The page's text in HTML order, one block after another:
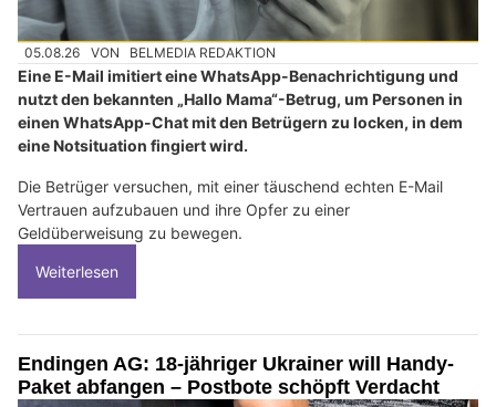
05.08.26 VON BELMEDIA REDAKTION
Eine E-Mail imitiert eine WhatsApp-Benachrichtigung und
nutzt den bekannten „Hallo Mama“-Betrug, um Personen in
einen WhatsApp-Chat mit den Betrügern zu locken, in dem
eine Notsituation fingiert wird.
Die Betrüger versuchen, mit einer täuschend echten E-Mail
Vertrauen aufzubauen und ihre Opfer zu einer
Geldüberweisung zu bewegen.
Weiterlesen
Endingen AG: 18-jähriger Ukrainer will Handy-
Paket abfangen – Postbote schöpft Verdacht